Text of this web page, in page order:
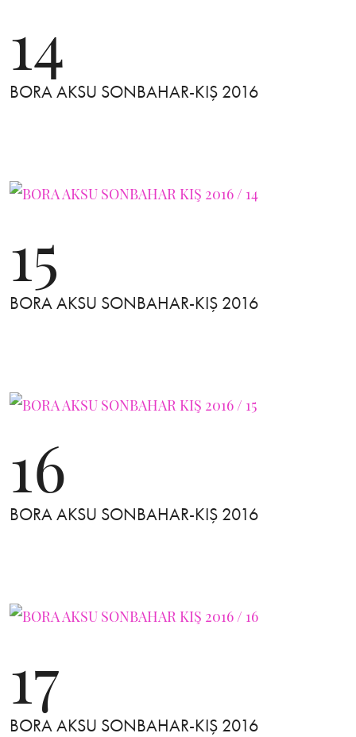
14
BORA AKSU SONBAHAR-KIŞ 2016
15
BORA AKSU SONBAHAR-KIŞ 2016
16
BORA AKSU SONBAHAR-KIŞ 2016
17
BORA AKSU SONBAHAR-KIŞ 2016